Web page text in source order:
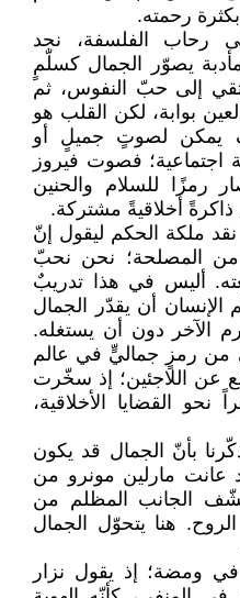
بكثرة رحمته.
رحاب الفلسفة، نجد
يصوّر الجمال كسلّمٍ
إلى حبّ النفوس، ثم
بوابة، لكن القلب هو
يمكن لصوتٍ جميلٍ أو
فصوت فيروز
للسلام والحنين
ذاكرةً أخلاقيةً مشتركة.
نقد ملكة الحكم ليقول إنّ
من المصلحة؛ نحن نحبّ
أليس في هذا تدريبٌ
أن يقدّر الجمال
الآخر دون أن يستغله.
من رمزٍ جماليٍّ في عالم
عن اللاجئين؛ إذ سخّرت
القضايا الأخلاقية،
بأنّ الجمال قد يكون
عانت مارلين مونرو من
الجانب المظلم من
هنا يتحوّل الجمال
ومضة؛ إذ يقول نزار